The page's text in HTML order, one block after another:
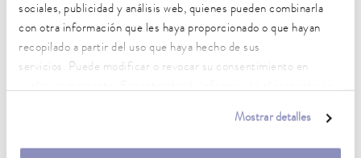
sociales, publicidad y análisis web, quienes pueden combinarla
con otra información que les haya proporcionado o que hayan
recopilado a partir del uso que haya hecho de sus
servicios. Puede modificar o revocar su consentimiento en
Mostrar detalles
Conector de red
Cable de alimentación con conector Schuko en ángulo
(CEE7/7)
Alimentación de red